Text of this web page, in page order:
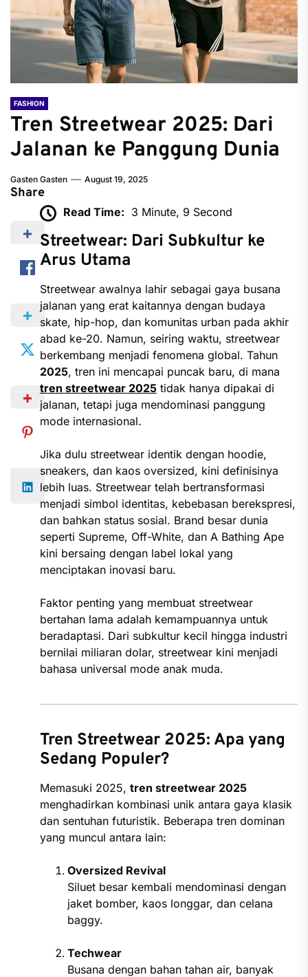
FASHION
Tren Streetwear 2025: Dari
Jalanan ke Panggung Dunia
Gasten Gasten August 19, 2025
Share
Read Time: 3 Minute, 9 Second
Streetwear: Dari Subkultur ke
Arus Utama
Streetwear awalnya lahir sebagai gaya busana
jalanan yang erat kaitannya dengan budaya
skate, hip-hop, dan komunitas urban pada akhir
abad ke-20. Namun, seiring waktu, streetwear
berkembang menjadi fenomena global. Tahun
2025, tren ini mencapai puncak baru, di mana
tren streetwear 2025tidak hanya dipakai di
jalanan, tetapi juga mendominasi panggung
mode internasional.
Jika dulu streetwear identik dengan hoodie,
sneakers, dan kaos oversized, kini definisinya
lebih luas. Streetwear telah bertransformasi
menjadi simbol identitas, kebebasan berekspresi,
dan bahkan status sosial. Brand besar dunia
seperti Supreme, Off-White, dan A Bathing Ape
kini bersaing dengan label lokal yang
menciptakan inovasi baru.
Faktor penting yang membuat streetwear
bertahan lama adalah kemampuannya untuk
beradaptasi. Dari subkultur kecil hingga industri
bernilai miliaran dolar, streetwear kini menjadi
bahasa universal mode anak muda.
Tren Streetwear 2025: Apa yang
Sedang Populer?
Memasuki 2025, tren streetwear 2025
menghadirkan kombinasi unik antara gaya klasik
dan sentuhan futuristik. Beberapa tren dominan
yang muncul antara lain:
Oversized Revival
Siluet besar kembali mendominasi dengan
jaket bomber, kaos longgar, dan celana
baggy.
Techwear
Busana dengan bahan tahan air, banyak